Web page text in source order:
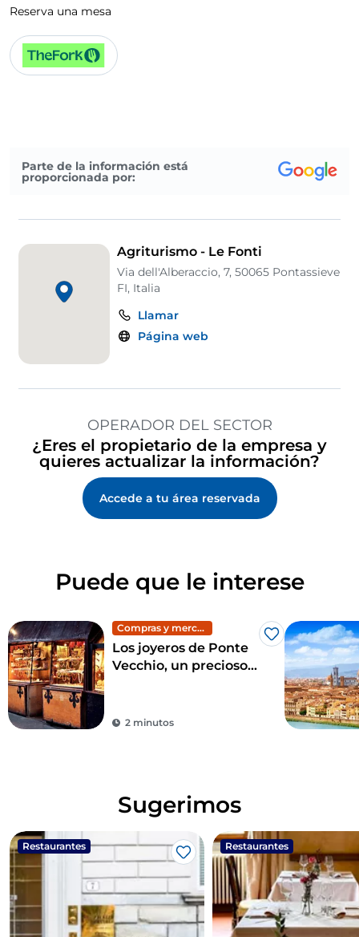
Se habla inglés
Zona de fumadores
Wi-Fi
Reserva una mesa
Parte de la información está
proporcionada por:
Agriturismo - Le Fonti
Via dell'Alberaccio, 7, 50065 Pontassieve
FI, Italia
Llamar
Página web
OPERADOR DEL SECTOR
¿Eres el propietario de la empresa y
quieres actualizar la información?
Accede a tu área reservada
Puede que le interese
Compras y mercadillos
Me gusta
Los joyeros de Ponte
Vecchio, un precioso
2 minutos
Sugerimos
Restaurantes
Me gusta
Restaurantes